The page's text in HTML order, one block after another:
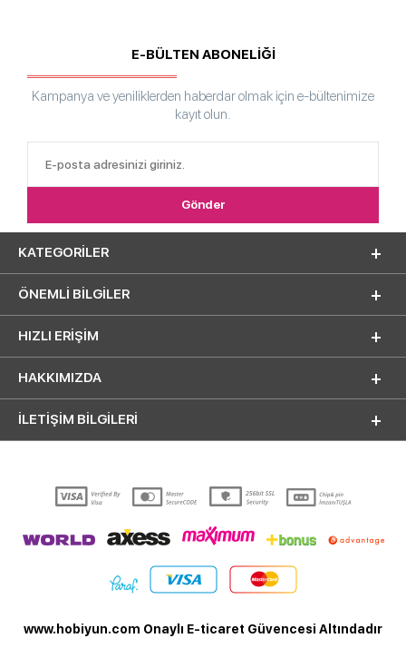
E-BÜLTEN ABONELİĞİ
Kampanya ve yeniliklerden haberdar olmak için e-bültenimize
kayıt olun.
KATEGORILER
ÖNEMLI BILGILER
HIZLI ERIŞIM
HAKKIMIZDA
İLETİŞİM BİLGİLERİ
www.hobiyun.com Onaylı E-ticaret Güvencesi Altındadır